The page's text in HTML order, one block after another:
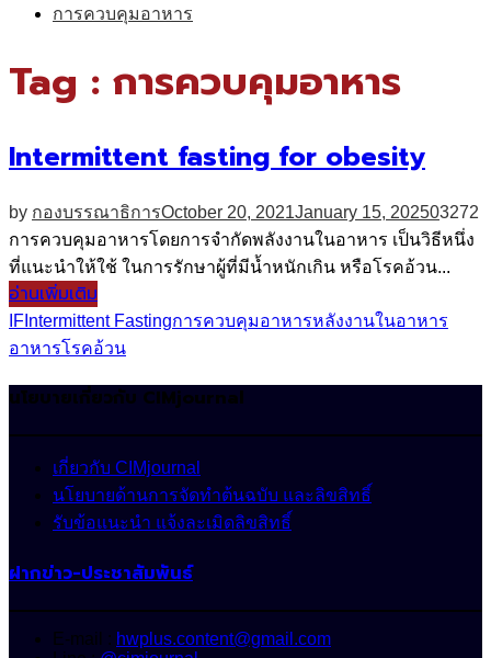
การควบคุมอาหาร
Tag : การควบคุมอาหาร
Intermittent fasting for obesity
by กองบรรณาธิการOctober 20, 2021January 15, 202503272
การควบคุมอาหารโดยการจำกัดพลังงานในอาหาร เป็นวิธีหนึ่ง
ที่แนะนำให้ใช้ ในการรักษาผู้ที่มีน้ำหนักเกิน หรือโรคอ้วน...
อ่านเพิ่มเติม
IF Intermittent Fastingการควบคุมอาหารหลังงานในอาหาร
อาหารโรคอ้วน
นโยบายเกี่ยวกับ CIMjournal
เกี่ยวกับ CIMjournal
นโยบายด้านการจัดทำต้นฉบับ และลิขสิทธิ์
รับข้อแนะนำ แจ้งละเมิดลิขสิทธิ์
ฝากข่าว-ประชาสัมพันธ์
E-mail : hwplus.content@gmail.com